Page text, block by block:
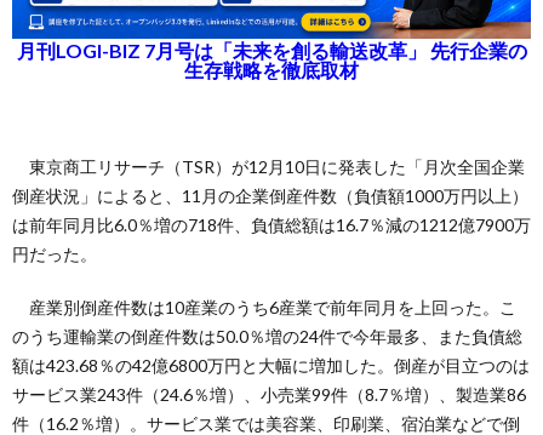
月刊LOGI-BIZ 7月号は「未来を創る輸送改革」 先行企業の
生存戦略を徹底取材
東京商工リサーチ（TSR）が12月10日に発表した「月次全国企業
倒産状況」によると、11月の企業倒産件数（負債額1000万円以上）
は前年同月比6.0％増の718件、負債総額は16.7％減の1212億7900万
円だった。
産業別倒産件数は10産業のうち6産業で前年同月を上回った。こ
のうち運輸業の倒産件数は50.0％増の24件で今年最多、また負債総
額は423.68％の42億6800万円と大幅に増加した。倒産が目立つのは
サービス業243件（24.6％増）、小売業99件（8.7％増）、製造業86
件（16.2％増）。サービス業では美容業、印刷業、宿泊業などで倒